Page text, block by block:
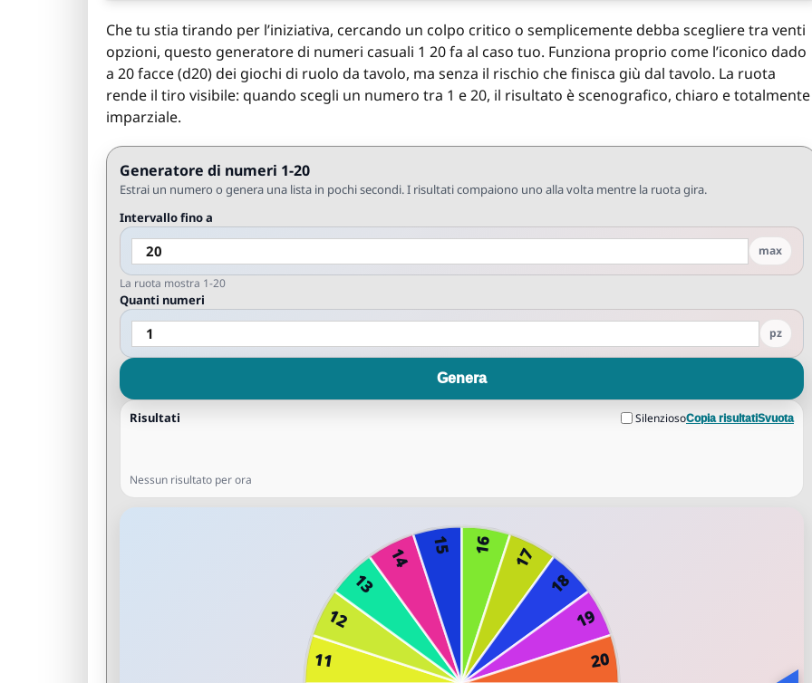
Che tu stia tirando per l’iniziativa, cercando un colpo critico o semplicemente debba scegliere tra venti
opzioni, questo generatore di numeri casuali 1 20 fa al caso tuo. Funziona proprio come l’iconico dado
a 20 facce (d20) dei giochi di ruolo da tavolo, ma senza il rischio che finisca giù dal tavolo. La ruota
rende il tiro visibile: quando scegli un numero tra 1 e 20, il risultato è scenografico, chiaro e totalmente
imparziale.
Generatore di numeri 1-20
Estrai un numero o genera una lista in pochi secondi. I risultati compaiono uno alla volta mentre la ruota gira.
Intervallo fino a
max
La ruota mostra 1-20
Quanti numeri
pz
Genera
Risultati SilenziosoCopia risultatiSvuota
Nessun risultato per ora